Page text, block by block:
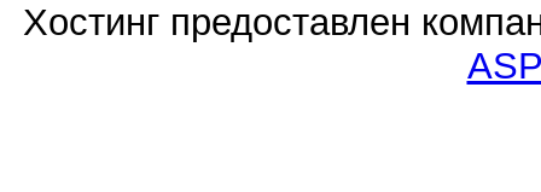
Хостинг предоставлен